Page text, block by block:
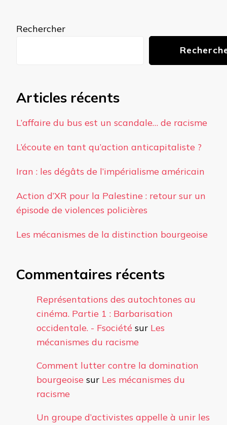
Rechercher
Articles récents
L’affaire du bus est un scandale… de racisme
L’écoute en tant qu’action anticapitaliste ?
Iran : les dégâts de l’impérialisme américain
Action d’XR pour la Palestine : retour sur un
épisode de violences policières
Les mécanismes de la distinction bourgeoise
Commentaires récents
Représentations des autochtones au
cinéma. Partie 1 : Barbarisation
occidentale. - Fsociété sur Les
mécanismes du racisme
Comment lutter contre la domination
bourgeoise sur Les mécanismes du
racisme
Un groupe d’activistes appelle à unir les